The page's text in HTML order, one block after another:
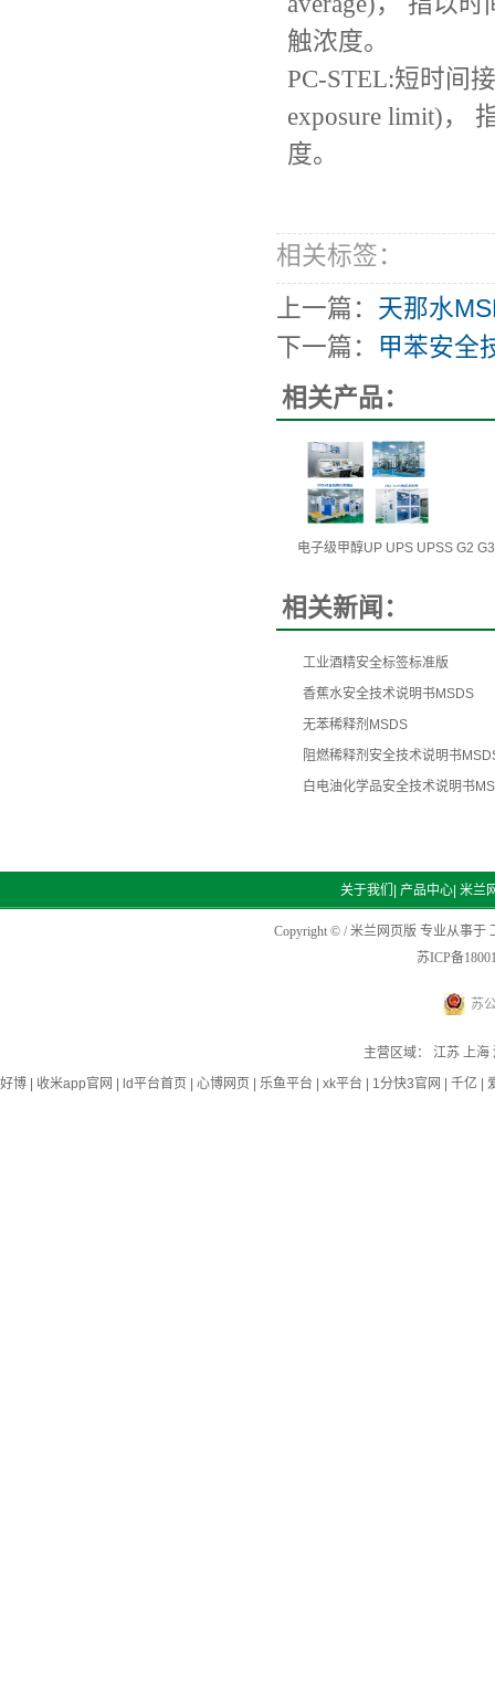
触浓度。
PC-STEL:短时间
exposure limit)，
度。
相关标签：
上一篇： 天那水
下一篇： 甲苯安全
相关产品：
电子级甲醇UP UPS UPSS G2
相关新闻：
工业酒精安全标签标准版
香蕉水安全技术说明书MSDS
无苯稀释剂MSDS
阻燃稀释剂安全技术说明书
白电油化学品安全技术说明书
关于我们 | 产品中心| 米兰
Copyright © / 米兰网页版 专业从事于
苏ICP备
苏
主营区域： 江苏 上海
好博 | 收米app官网 | ld平台首页 | 心博网页 | 乐鱼平台 | xk平台 | 1分快3官网 | 千亿 |